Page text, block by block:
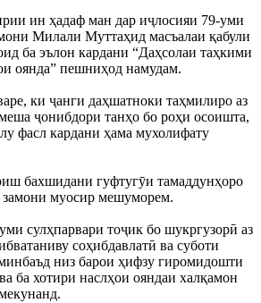
ин ҳадаф ман дар иҷлосияи 79-уми
Милали Муттаҳид масъалаи қабули
ба эълон кардани “Даҳсолаи таҳкими
оянда” пешниҳод намудам.
ки ҷанги даҳшатноки таҳмилиро аз
ҷонибдори танҳо бо роҳи осоишта,
фасл кардани ҳама мухолифату
бахшидани гуфтугӯи тамаддунҳоро
замони муосир мешуморем.
сулҳпарвари тоҷик бо шукргузорӣ аз
соҳибдавлатӣ ва суботи
низ барои ҳифзу гиромидошти
ба хотири наслҳои ояндаи халқамон